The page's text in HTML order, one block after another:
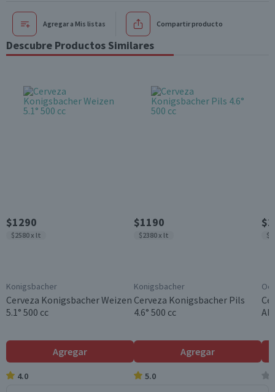
Agregar a Mis listas Compartir producto
Descubre Productos Similares
$1290
$2580 x lt
Konigsbacher
Cerveza Konigsbacher Weizen
5.1° 500 cc
Agregar
4.0
$1190
$2380 x lt
Konigsbacher
Cerveza Konigsbacher Pils
4.6° 500 cc
Agregar
5.0